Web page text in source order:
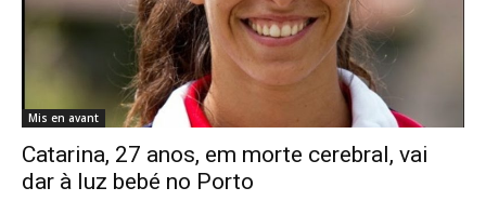
Mis en avant
Catarina, 27 anos, em morte cerebral, vai
dar à luz bebé no Porto